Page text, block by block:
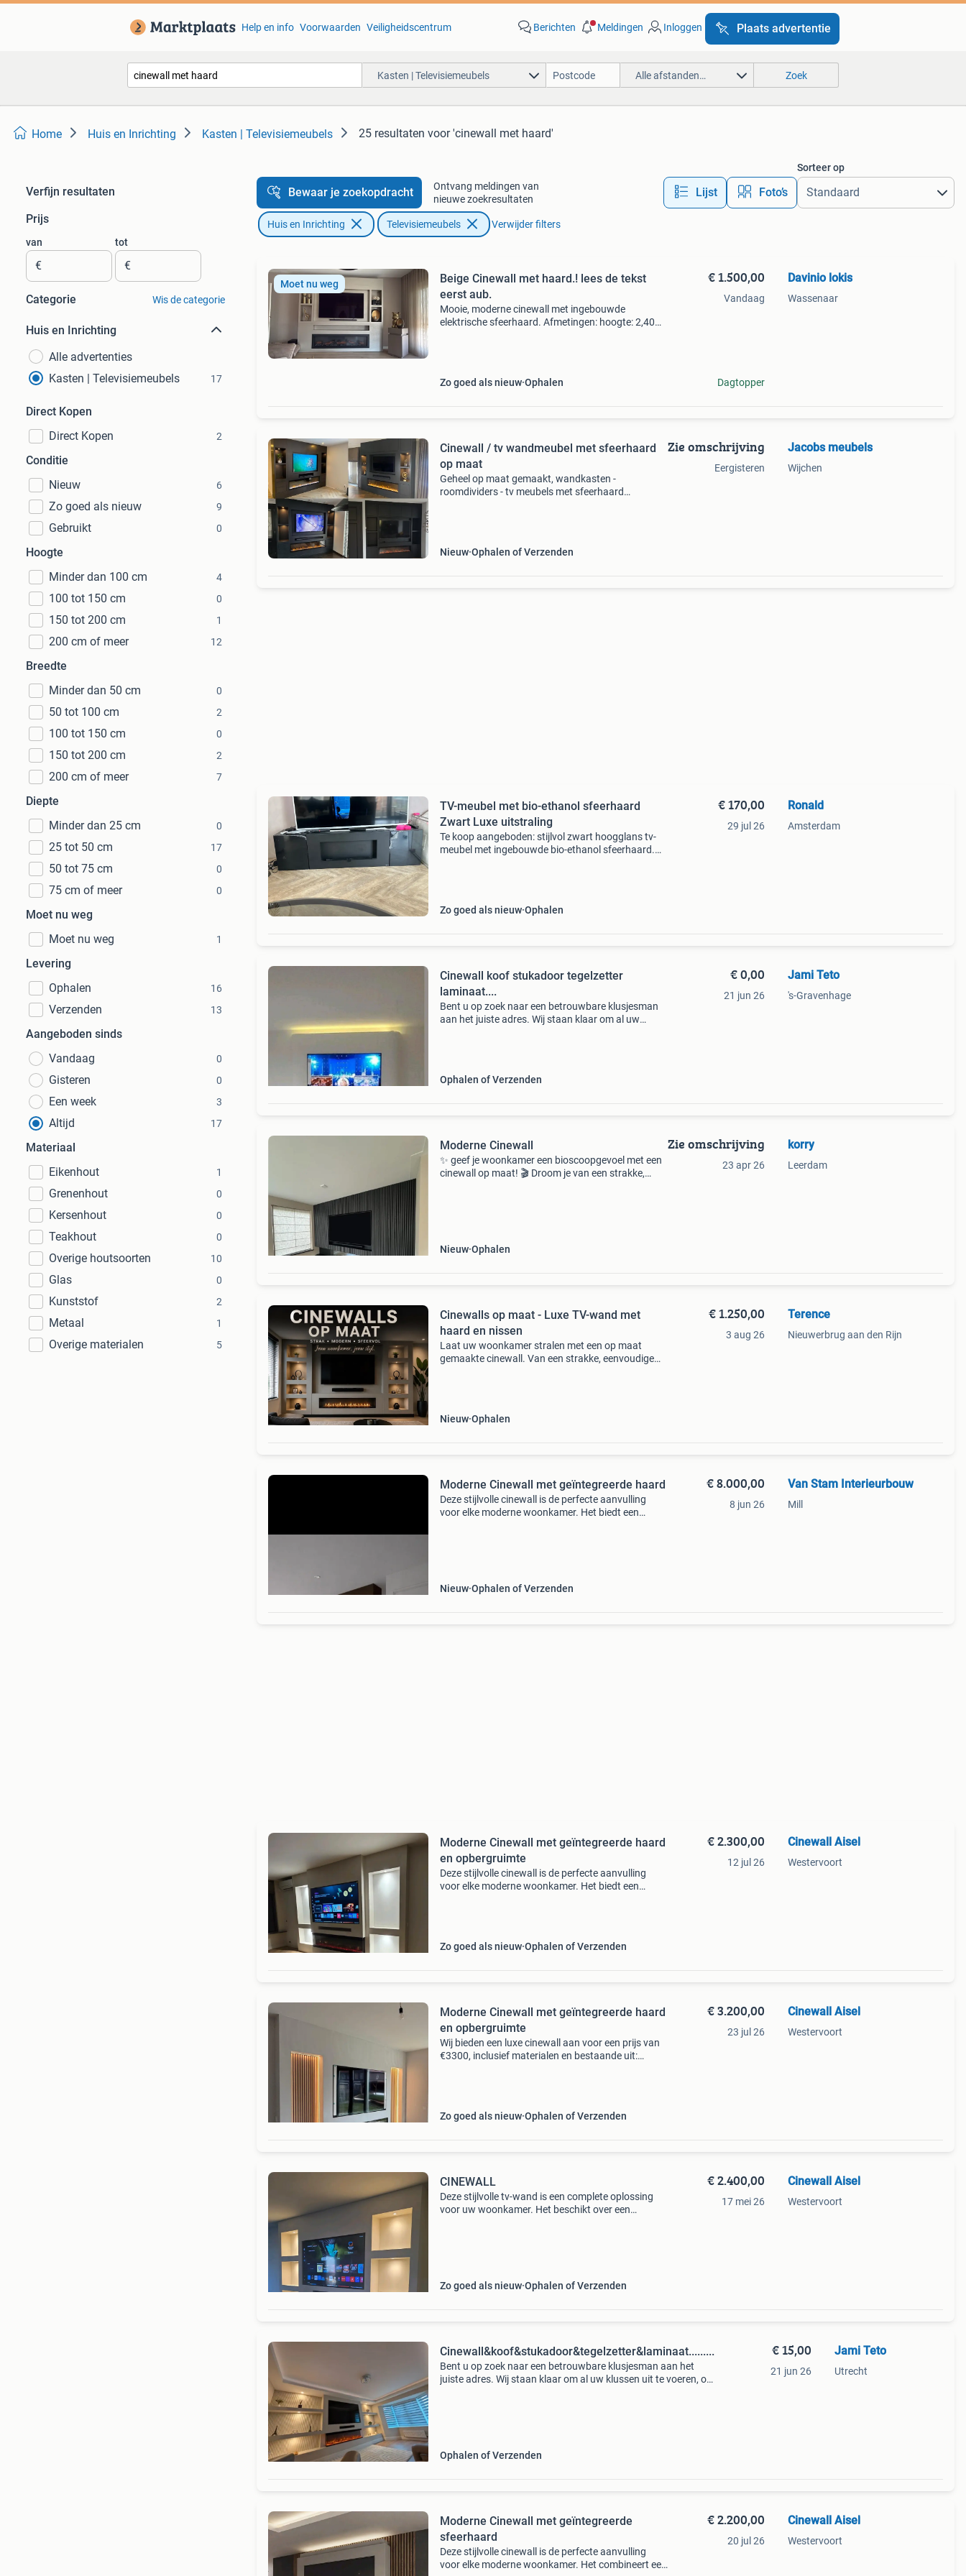
Help en info Voorwaarden Veiligheidscentrum Berichten Meldingen Inloggen Plaats advertentie
Kasten | Televisiemeubels Alle afstanden… Zoek
Home Huis en Inrichting Kasten | Televisiemeubels 25 resultaten voor 'cinewall met haard'
Verfijn resultaten
Prijs
van
€
tot
€
Categorie Wis de categorie
Huis en Inrichting
Alle advertenties
Kasten | Televisiemeubels
17
Direct Kopen
Direct Kopen
2
Conditie
Nieuw
6
Zo goed als nieuw 9
Gebruikt 0
Hoogte
Minder dan 100 cm
4
100 tot 150 cm 0
150 tot 200 cm 1
200 cm of meer 12
Breedte
Minder dan 50 cm
0
50 tot 100 cm 2
100 tot 150 cm 0
150 tot 200 cm 2
200 cm of meer 7
Diepte
Minder dan 25 cm
0
25 tot 50 cm 17
50 tot 75 cm 0
75 cm of meer 0
Moet nu weg
Moet nu weg
1
Levering
Ophalen
16
Verzenden 13
Aangeboden sinds
Vandaag
0
Gisteren 0
Een week 3
Altijd 17
Materiaal
Eikenhout
1
Grenenhout 0
Kersenhout 0
Teakhout 0
Overige houtsoorten 10
Glas 0
Kunststof 2
Metaal 1
Overige materialen 5
Bewaar je zoekopdracht
Ontvang meldingen van
nieuwe zoekresultaten
Lijst Foto’s
Sorteer op
Huis en Inrichting Televisiemeubels Verwijder filters
Moet nu weg
Beige Cinewall met haard.! lees de tekst
eerst aub.
Mooie, moderne cinewall met ingebouwde
elektrische sfeerhaard. Afmetingen: hoogte: 2,40
Zo goed als nieuw Ophalen
€ 1.500,00
Vandaag
Dagtopper
Davinio lokis
Wassenaar
Cinewall / tv wandmeubel met sfeerhaard
op maat
Geheel op maat gemaakt, wandkasten -
roomdividers - tv meubels met sfeerhaard
Nieuw Ophalen of Verzenden
Zie omschrijving
Eergisteren
Jacobs meubels
Wijchen
TV-meubel met bio-ethanol sfeerhaard
Zwart Luxe uitstraling
Te koop aangeboden: stijlvol zwart hoogglans tv-
meubel met ingebouwde bio-ethanol sfeerhaard.
Zo goed als nieuw Ophalen
€ 170,00
29 jul 26
Ronald
Amsterdam
Cinewall koof stukadoor tegelzetter
laminaat....
Bent u op zoek naar een betrouwbare klusjesman
aan het juiste adres. Wij staan klaar om al uw
Ophalen of Verzenden
€ 0,00
21 jun 26
Jami Teto
's-Gravenhage
Moderne Cinewall
✨ geef je woonkamer een bioscoopgevoel met een
cinewall op maat! 🎬 Droom je van een strakke,
Nieuw Ophalen
Zie omschrijving
23 apr 26
korry
Leerdam
Cinewalls op maat - Luxe TV-wand met
haard en nissen
Laat uw woonkamer stralen met een op maat
gemaakte cinewall. Van een strakke, eenvoudige
Nieuw Ophalen
€ 1.250,00
3 aug 26
Terence
Nieuwerbrug aan den Rijn
Moderne Cinewall met geïntegreerde haard
Deze stijlvolle cinewall is de perfecte aanvulling
voor elke moderne woonkamer. Het biedt een
Nieuw Ophalen of Verzenden
€ 8.000,00
8 jun 26
Van Stam Interieurbouw
Mill
Moderne Cinewall met geïntegreerde haard
en opbergruimte
Deze stijlvolle cinewall is de perfecte aanvulling
voor elke moderne woonkamer. Het biedt een
Zo goed als nieuw Ophalen of Verzenden
€ 2.300,00
12 jul 26
Cinewall Aisel
Westervoort
Moderne Cinewall met geïntegreerde haard
en opbergruimte
Wij bieden een luxe cinewall aan voor een prijs van
€3300, inclusief materialen en bestaande uit:
Zo goed als nieuw Ophalen of Verzenden
€ 3.200,00
23 jul 26
Cinewall Aisel
Westervoort
CINEWALL
Deze stijlvolle tv-wand is een complete oplossing
voor uw woonkamer. Het beschikt over een
Zo goed als nieuw Ophalen of Verzenden
€ 2.400,00
17 mei 26
Cinewall Aisel
Westervoort
Cinewall&koof&stukadoor&tegelzetter&laminaat.........
Bent u op zoek naar een betrouwbare klusjesman aan het
juiste adres. Wij staan klaar om al uw klussen uit te voeren, of
Ophalen of Verzenden
€ 15,00
21 jun 26
Jami Teto
Utrecht
Moderne Cinewall met geïntegreerde
sfeerhaard
Deze stijlvolle cinewall is de perfecte aanvulling
voor elke moderne woonkamer. Het combineert een
€ 2.200,00
20 jul 26
Cinewall Aisel
Westervoort